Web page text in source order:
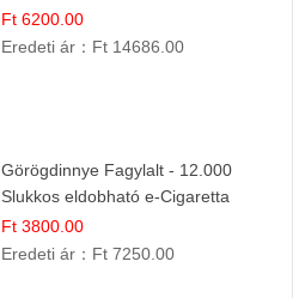
Frissítő Nyári Íz
Ft 6200.00
Eredeti ár： Ft 14686.00
Görögdinnye Fagylalt - 12.000
Slukkos eldobható e-Cigaretta
Ft 3800.00
Eredeti ár： Ft 7250.00